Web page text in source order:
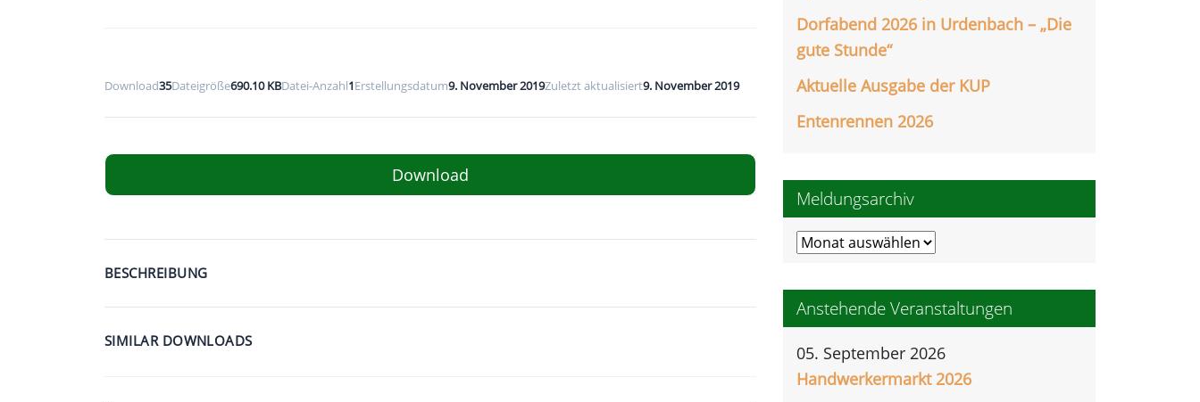
Download35Dateigröße690.10 KBDatei-Anzahl1Erstellungsdatum9. November 2019Zuletzt aktualisiert9. November 2019
Download
BESCHREIBUNG
SIMILAR DOWNLOADS
Dorfabend 2026 in Urdenbach – „Die
gute Stunde“
Aktuelle Ausgabe der KUP
Entenrennen 2026
Meldungsarchiv
Meldungsarchiv
Anstehende Veranstaltungen
05. September 2026
Handwerkermarkt 2026